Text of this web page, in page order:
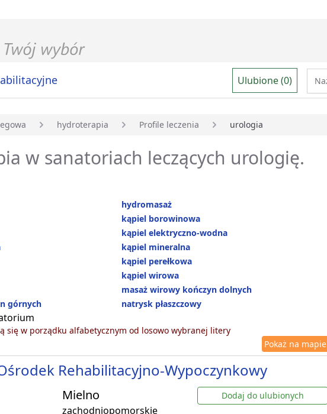
Ulubione (0)
hydroterapia Profile leczenia urologia
w sanatoriach leczących urologię.
hydromasaż
kąpiel borowinowa
kąpiel elektryczno-wodna
kąpiel mineralna
kąpiel perełkowa
kąpiel wirowa
masaż wirowy kończyn dolnych
górnych
natrysk płaszczowy
się w porządku alfabetycznym od losowo wybranej litery
Pokaż na mapie
Ośrodek Rehabilitacyjno-Wypoczynkowy
Mielno
zachodniopomorskie
Dodaj do ulubionych